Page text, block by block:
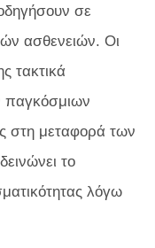
σε
ασθενειών. Οι
τακτικά
παγκόσμιων
στη μεταφορά των
το
λόγω